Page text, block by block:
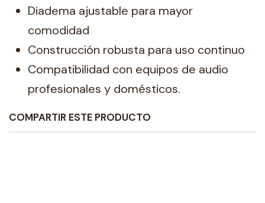
Diadema ajustable para mayor
comodidad
Construcción robusta para uso continuo
Compatibilidad con equipos de audio
profesionales y domésticos.
COMPARTIR ESTE PRODUCTO